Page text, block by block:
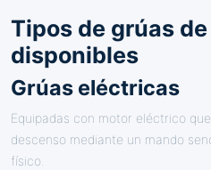
Tipos de grúas
disponibles
Grúas eléctricas
Equipadas con motor eléctrico
descenso mediante un mando
físico.